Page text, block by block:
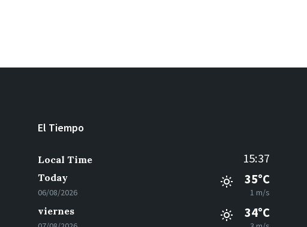
El Tiempo
Local Time 15:37
Today
06/08/2026
35°C
1 m/s
viernes 34°C